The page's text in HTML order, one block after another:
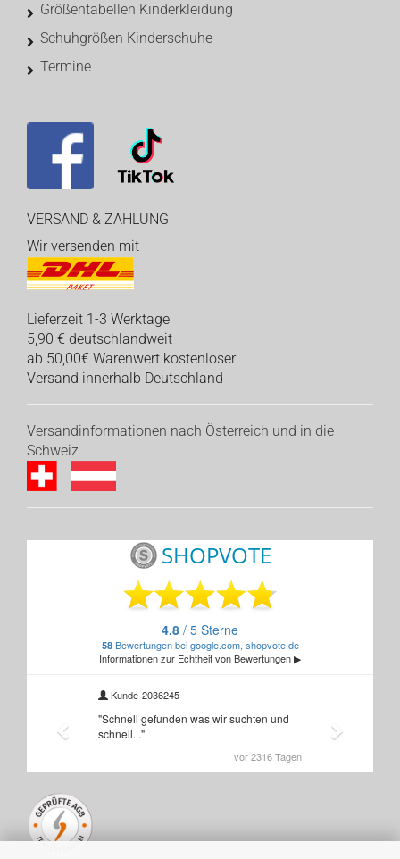
Größentabellen Kinderkleidung
Schuhgrößen Kinderschuhe
Termine
VERSAND & ZAHLUNG
Wir versenden mit
Lieferzeit 1-3 Werktage
5,90 € deutschlandweit
ab 50,00€ Warenwert kostenloser
Versand innerhalb Deutschland
Versandinformationen nach Österreich und in die
Schweiz